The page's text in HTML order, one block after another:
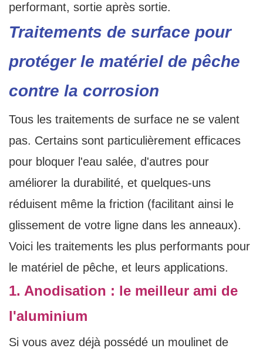
performant, sortie après sortie.
Traitements de surface pour
protéger le matériel de pêche
contre la corrosion
Tous les traitements de surface ne se valent
pas. Certains sont particulièrement efficaces
pour bloquer l'eau salée, d'autres pour
améliorer la durabilité, et quelques-uns
réduisent même la friction (facilitant ainsi le
glissement de votre ligne dans les anneaux).
Voici les traitements les plus performants pour
le matériel de pêche, et leurs applications.
1. Anodisation : le meilleur ami de
l'aluminium
Si vous avez déjà possédé un moulinet de